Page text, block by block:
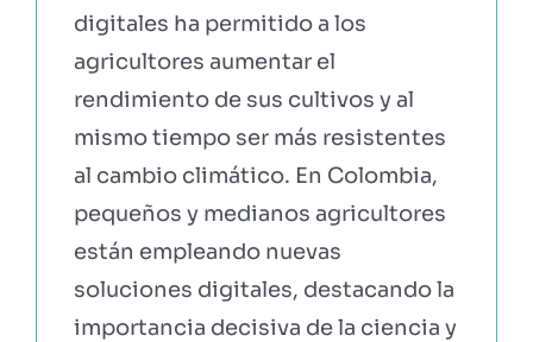
digitales ha permitido a los
agricultores aumentar el
rendimiento de sus cultivos y al
mismo tiempo ser más resistentes
al cambio climático. En Colombia,
pequeños y medianos agricultores
están empleando nuevas
soluciones digitales, destacando la
importancia decisiva de la ciencia y